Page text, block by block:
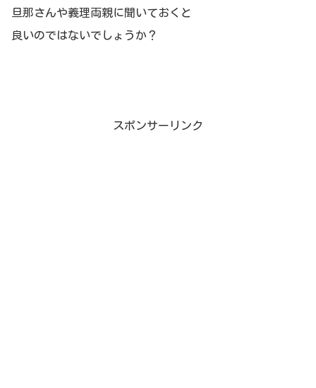
旦那さんや義理両親に聞いておくと
良いのではないでしょうか？
スポンサーリンク